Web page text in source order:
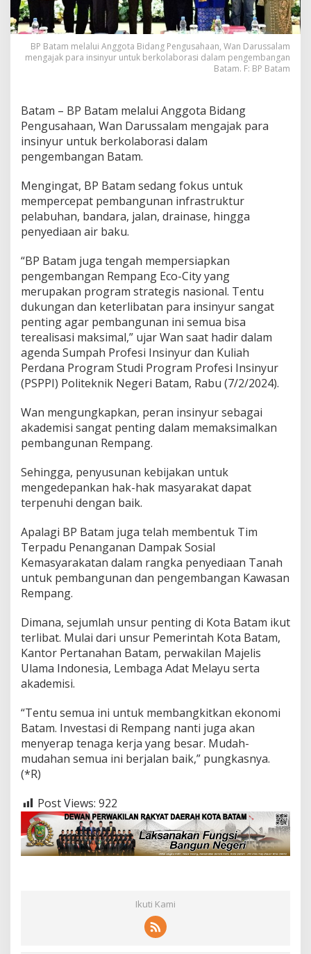
s
i
n
y
u
l
a
b
o
r
s
i
W
u
d
k
a
n
P
e
m
b
a
n
g
n
a
n
R
m
p
n
E
c
o
C
y
BP Batam melalui Anggota Bidang Pengusahaan, Wan Darussalam
mengajak para insinyur untuk berkolaborasi dalam pengembangan
Batam. F: BP Batam
Batam – BP Batam melalui Anggota Bidang
Pengusahaan, Wan Darussalam mengajak para
insinyur untuk berkolaborasi dalam
pengembangan Batam.
Mengingat, BP Batam sedang fokus untuk
mempercepat pembangunan infrastruktur
pelabuhan, bandara, jalan, drainase, hingga
penyediaan air baku.
“BP Batam juga tengah mempersiapkan
pengembangan Rempang Eco-City yang
merupakan program strategis nasional. Tentu
dukungan dan keterlibatan para insinyur sangat
penting agar pembangunan ini semua bisa
terealisasi maksimal,” ujar Wan saat hadir dalam
agenda Sumpah Profesi Insinyur dan Kuliah
Perdana Program Studi Program Profesi Insinyur
(PSPPI) Politeknik Negeri Batam, Rabu (7/2/2024).
Wan mengungkapkan, peran insinyur sebagai
akademisi sangat penting dalam memaksimalkan
pembangunan Rempang.
Sehingga, penyusunan kebijakan untuk
mengedepankan hak-hak masyarakat dapat
terpenuhi dengan baik.
Apalagi BP Batam juga telah membentuk Tim
Terpadu Penanganan Dampak Sosial
Kemasyarakatan dalam rangka penyediaan Tanah
untuk pembangunan dan pengembangan Kawasan
Rempang.
Dimana, sejumlah unsur penting di Kota Batam ikut
terlibat. Mulai dari unsur Pemerintah Kota Batam,
Kantor Pertanahan Batam, perwakilan Majelis
Ulama Indonesia, Lembaga Adat Melayu serta
akademisi.
“Tentu semua ini untuk membangkitkan ekonomi
Batam. Investasi di Rempang nanti juga akan
menyerap tenaga kerja yang besar. Mudah-
mudahan semua ini berjalan baik,” pungkasnya.
(*R)
Post Views: 922
Ikuti Kami